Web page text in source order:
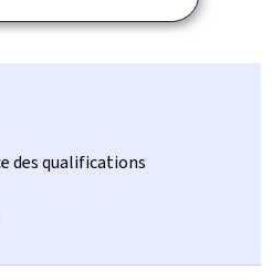
des qualifications